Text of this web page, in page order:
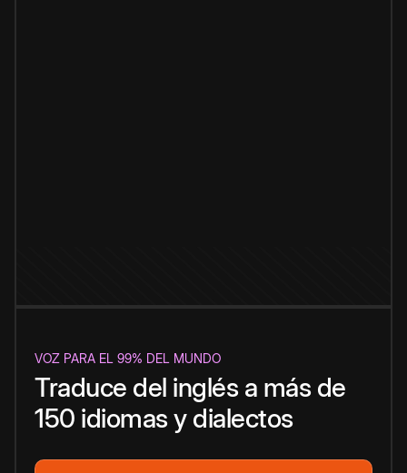
VOZ PARA EL 99% DEL MUNDO
Traduce del inglés a más de
150 idiomas y dialectos